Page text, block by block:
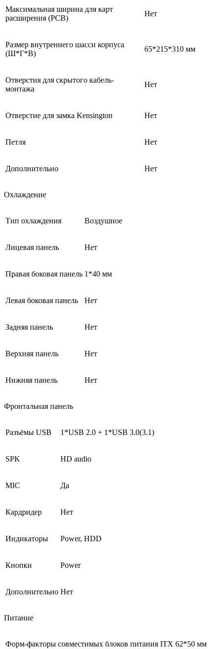
Максимальная ширина для карт
расширения (PCB)
Нет
Размер внутреннего шасси корпуса
(Ш*Г*В)
65*215*310 мм
Отверстия для скрытого кабель-
монтажа
Нет
Отверстие для замка Kensington Нет
Петля Нет
Дополнительно Нет
Охлаждение
Тип охлаждения Воздушное
Лицевая панель Нет
Правая боковая панель 1*40 мм
Левая боковая панель Нет
Задняя панель Нет
Верхняя панель Нет
Нижняя панель Нет
Фронтальная панель
Разъёмы USB 1*USB 2.0 + 1*USB 3.0(3.1)
SPK HD audio
MIC Да
Кардридер Нет
Индикаторы Power, HDD
Кнопки Power
Дополнительно Нет
Питание
Форм-факторы совместимых блоков питания ITX 62*50 мм